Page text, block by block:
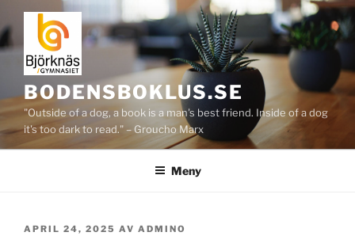
Hoppa
till
innehåll
BODENSBOKLUS.SE
"Outside of a dog, a book is a man's best friend. Inside of a dog
it's too dark to read." – Groucho Marx
Meny
PUBLICERAT
APRIL 24, 2025 AV ADMINO